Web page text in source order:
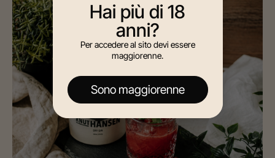
Hai più di 18
anni?
Per accedere al sito devi essere
maggiorenne.
Sono maggiorenne